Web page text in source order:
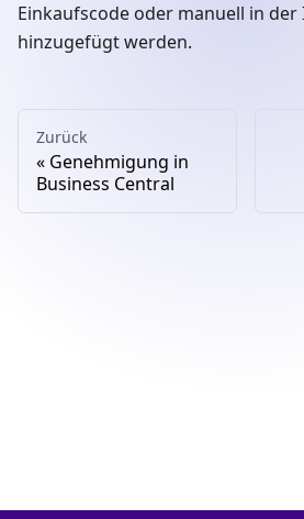
Einkaufscode oder manuell in
hinzugefügt werden.
Zurück
Genehmigung in
Business Central